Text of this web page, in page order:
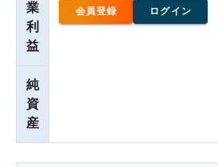
業
利
益
会員登録 ログイン
純
資
産